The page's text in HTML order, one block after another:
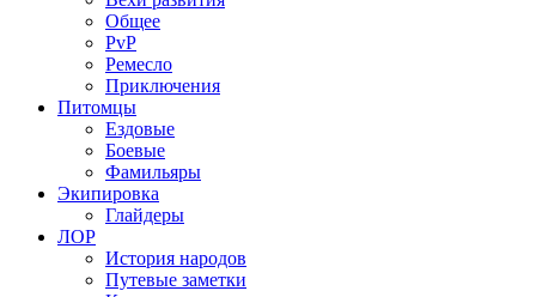
Общее
PvP
Ремесло
Приключения
Питомцы
Ездовые
Боевые
Фамильяры
Экипировка
Глайдеры
ЛОР
История народов
Путевые заметки